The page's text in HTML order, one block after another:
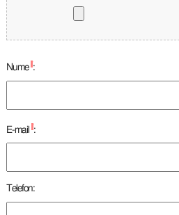
Nume :
E-mail :
Telefon: